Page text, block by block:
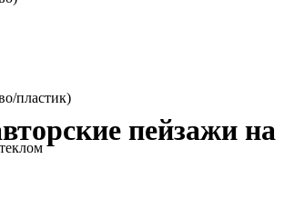
пластик)
пейзажи на